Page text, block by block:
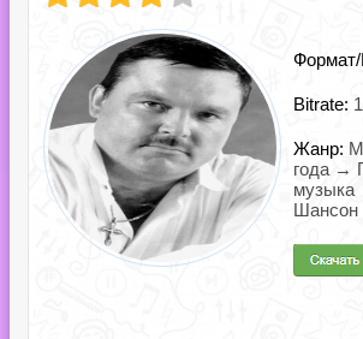
Формат/
Bitrate:
Жанр:
года →
музыка
Шансон